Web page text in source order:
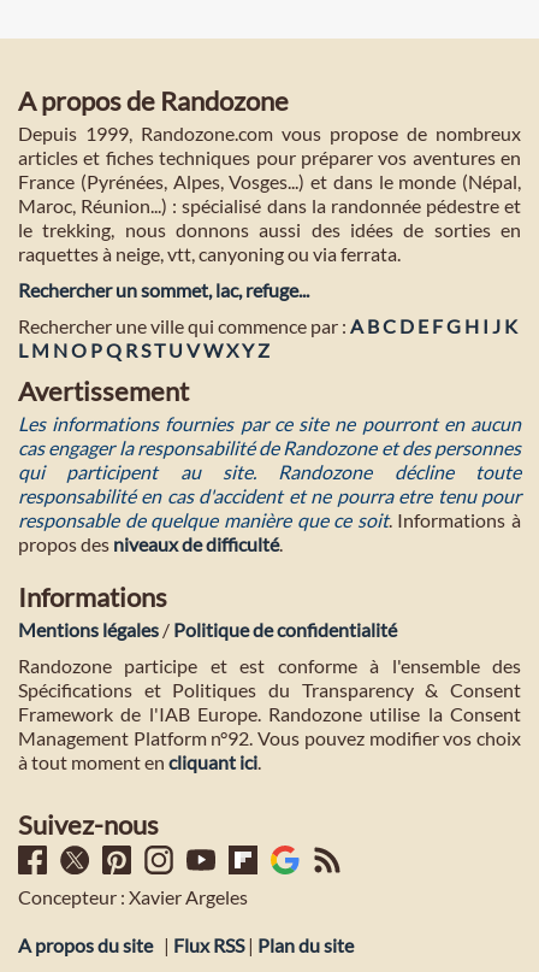
A propos de Randozone
Depuis 1999, Randozone.com vous propose de nombreux
articles et fiches techniques pour préparer vos aventures en
France (Pyrénées, Alpes, Vosges...) et dans le monde (Népal,
Maroc, Réunion...) : spécialisé dans la randonnée pédestre et
le trekking, nous donnons aussi des idées de sorties en
raquettes à neige, vtt, canyoning ou via ferrata.
Rechercher un sommet, lac, refuge...
Rechercher une ville qui commence par : A BC D E FG H I J K
L M NO PQ R ST U VWXY Z
Avertissement
Les informations fournies par ce site ne pourront en aucun
cas engager la responsabilité de Randozone et des personnes
qui participent au site. Randozone décline toute
responsabilité en cas d'accident et ne pourra etre tenu pour
responsable de quelque manière que ce soit. Informations à
propos des niveaux de difficulté.
Informations
Mentions légales / Politique de confidentialité
Randozone participe et est conforme à l'ensemble des
Spécifications et Politiques du Transparency & Consent
Framework de l'IAB Europe. Randozone utilise la Consent
Management Platform n°92. Vous pouvez modifier vos choix
à tout moment en cliquant ici
Suivez-nous
Concepteur : Xavier Argeles
A propos du site | Flux RSS| Plan du site